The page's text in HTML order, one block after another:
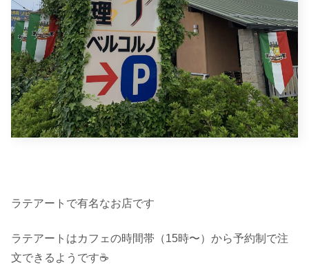
ラテアートで有名なお店です
ラテアートはカフェの時間帯（15時〜）から予約制で注
文できるようです☕️